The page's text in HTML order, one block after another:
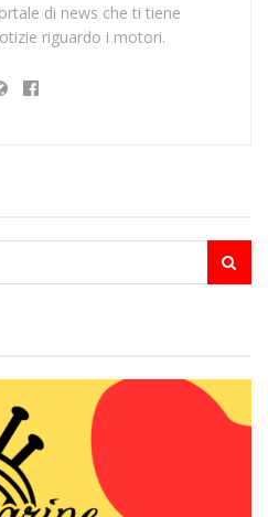
di news che ti tiene
riguardo i motori.